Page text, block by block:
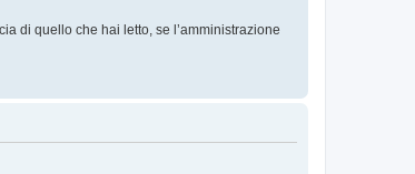
di quello che hai letto, se l’amministrazione